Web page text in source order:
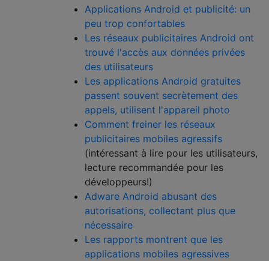
Applications Android et publicité: un
peu trop confortables
Les réseaux publicitaires Android ont
trouvé l'accès aux données privées
des utilisateurs
Les applications Android gratuites
passent souvent secrètement des
appels, utilisent l'appareil photo
Comment freiner les réseaux
publicitaires mobiles agressifs
(intéressant à lire pour les utilisateurs,
lecture recommandée pour les
développeurs!)
Adware Android abusant des
autorisations, collectant plus que
nécessaire
Les rapports montrent que les
applications mobiles agressives